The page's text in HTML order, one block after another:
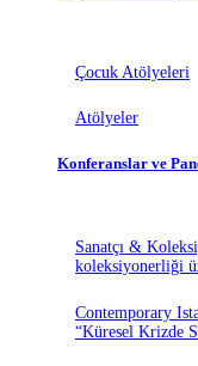
Çocuk Atölyeleri
Atölyeler
Konferanslar ve
Sanatçı &
koleksiyonerliği
Contemporary
“Küresel Krizde